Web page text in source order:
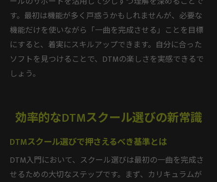
す。最初は機能が多く戸惑うかもしれませんが、必要な
機能だけを使いながら「一曲を完成させる」ことを目標
にすると、着実にスキルアップできます。自分に合った
ソフトを見つけることで、DTMの楽しさを実感できるで
しょう。
効率的なDTMスクール選びの新常識
DTMスクール選びで押さえるべき基準とは
DTM入門において、スクール選びは最初の一曲を完成さ
せるための大切なステップです。まず、カリキュラムが